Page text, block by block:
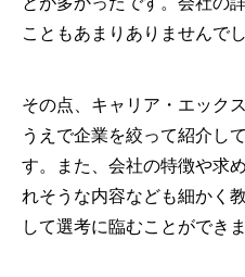
こともあまりありませんでし
その点、キャリア・エック
うえで企業を絞って紹介し
す。また、会社の特徴や求
れそうな内容なども細かく
して選考に臨むことができま